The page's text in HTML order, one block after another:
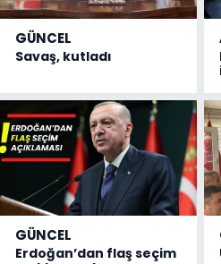
GÜNCEL
Savaş, kutladı
GÜNCEL
Erdoğan’dan flaş seçim